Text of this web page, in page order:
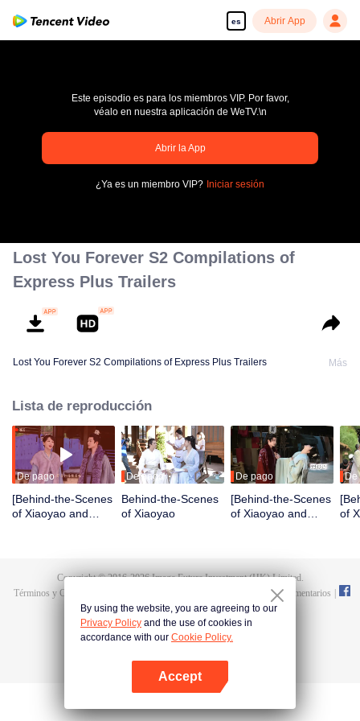
es Abrir App
Disfruta de series en alta definición y sin interrupciones
Este episodio es para los miembros VIP. Por favor,
véalo en nuestra aplicación de WeTV.\n
Abrir la App
¿Ya es un miembro VIP? Iniciar sesión
Lost You Forever S2 Compilations of
Express Plus Trailers
Lost You Forever S2 Compilations of Express Plus Trailers Más
Lista de reproducción
De pago
[Behind-the-Scenes
of Xiaoyao and
De pago
Behind-the-Scenes
of Xiaoyao
De pago
[Behind-the-Scenes
of Xiaoyao and
De
of
Copyright © 2016-2026Image Future Investment (HK) Limited.
Términos y Condiciones
Cookie Policy | Comentarios
@TencentVideo
By using the website, you are agreeing to our
Privacy Policy and the use of cookies in
accordance with our Cookie Policy.
Accept